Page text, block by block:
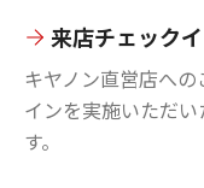
来店チェック
キヤノン直営店へ
インを実施いただ
す。